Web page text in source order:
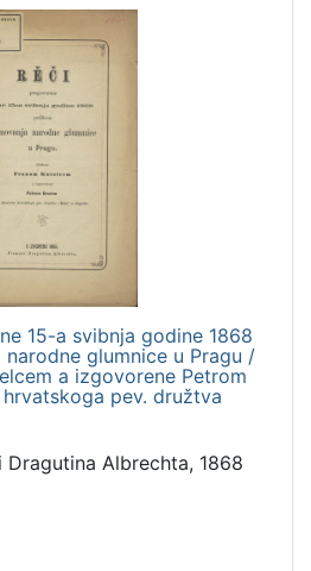
15-a svibnja godine 1868
glumnice u Pragu /
a izgovorene Petrom
pev. družtva
Dragutina Albrechta, 1868